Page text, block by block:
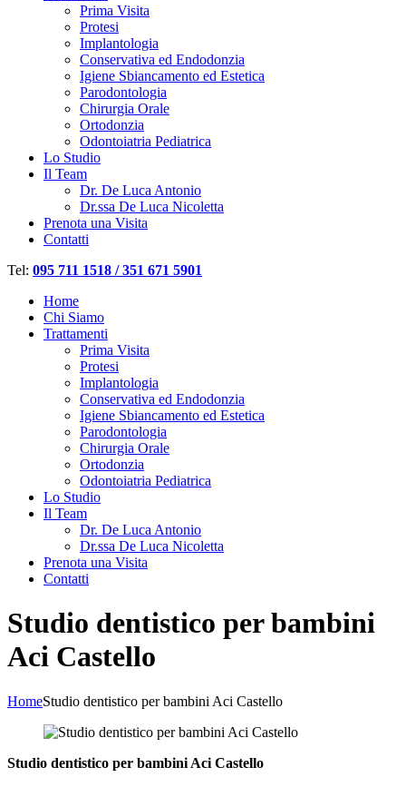
Prima Visita
Protesi
Implantologia
Conservativa ed Endodonzia
Igiene Sbiancamento ed Estetica
Parodontologia
Chirurgia Orale
Ortodonzia
Odontoiatria Pediatrica
Lo Studio
Il Team
Dr. De Luca Antonio
Dr.ssa De Luca Nicoletta
Prenota una Visita
Contatti
Tel: 095 711 1518 / 351 671 5901
Home
Chi Siamo
Trattamenti
Prima Visita
Protesi
Implantologia
Conservativa ed Endodonzia
Igiene Sbiancamento ed Estetica
Parodontologia
Chirurgia Orale
Ortodonzia
Odontoiatria Pediatrica
Lo Studio
Il Team
Dr. De Luca Antonio
Dr.ssa De Luca Nicoletta
Prenota una Visita
Contatti
Studio dentistico per bambini
Aci Castello
HomeStudio dentistico per bambini Aci Castello
Studio dentistico per bambini Aci Castello